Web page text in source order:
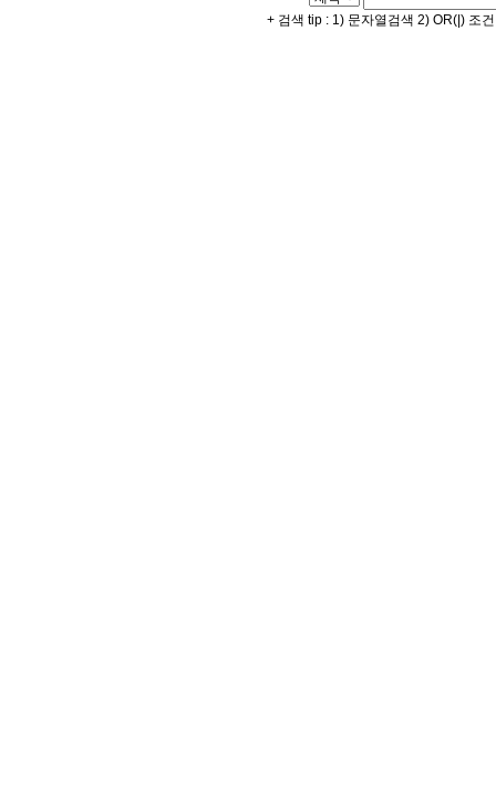
+ 검색 tip : 1) 문자열검색 2) OR(|) 조